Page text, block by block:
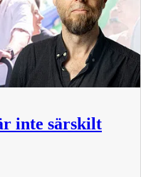
inte särskilt